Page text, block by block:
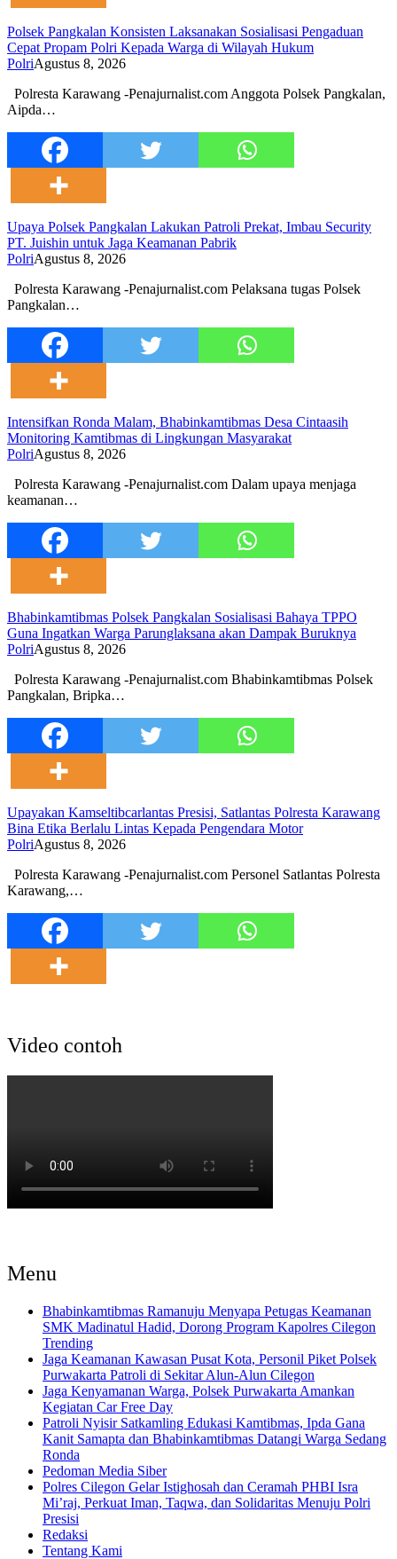
Polsek Pangkalan Konsisten Laksanakan Sosialisasi Pengaduan
Cepat Propam Polri Kepada Warga di Wilayah Hukum
PolriAgustus 8, 2026
Polresta Karawang -Penajurnalist.com Anggota Polsek Pangkalan,
Aipda…
Upaya Polsek Pangkalan Lakukan Patroli Prekat, Imbau Security
PT. Juishin untuk Jaga Keamanan Pabrik
PolriAgustus 8, 2026
Polresta Karawang -Penajurnalist.com Pelaksana tugas Polsek
Pangkalan…
Intensifkan Ronda Malam, Bhabinkamtibmas Desa Cintaasih
Monitoring Kamtibmas di Lingkungan Masyarakat
PolriAgustus 8, 2026
Polresta Karawang -Penajurnalist.com Dalam upaya menjaga
keamanan…
Bhabinkamtibmas Polsek Pangkalan Sosialisasi Bahaya TPPO
Guna Ingatkan Warga Parunglaksana akan Dampak Buruknya
PolriAgustus 8, 2026
Polresta Karawang -Penajurnalist.com Bhabinkamtibmas Polsek
Pangkalan, Bripka…
Upayakan Kamseltibcarlantas Presisi, Satlantas Polresta Karawang
Bina Etika Berlalu Lintas Kepada Pengendara Motor
PolriAgustus 8, 2026
Polresta Karawang -Penajurnalist.com Personel Satlantas Polresta
Karawang,…
Video contoh
Menu
Bhabinkamtibmas Ramanuju Menyapa Petugas Keamanan
SMK Madinatul Hadid, Dorong Program Kapolres Cilegon
Trending
Jaga Keamanan Kawasan Pusat Kota, Personil Piket Polsek
Purwakarta Patroli di Sekitar Alun-Alun Cilegon
Jaga Kenyamanan Warga, Polsek Purwakarta Amankan
Kegiatan Car Free Day
Patroli Nyisir Satkamling Edukasi Kamtibmas, Ipda Gana
Kanit Samapta dan Bhabinkamtibmas Datangi Warga Sedang
Ronda
Pedoman Media Siber
Polres Cilegon Gelar Istighosah dan Ceramah PHBI Isra
Mi’raj, Perkuat Iman, Taqwa, dan Solidaritas Menuju Polri
Presisi
Redaksi
Tentang Kami